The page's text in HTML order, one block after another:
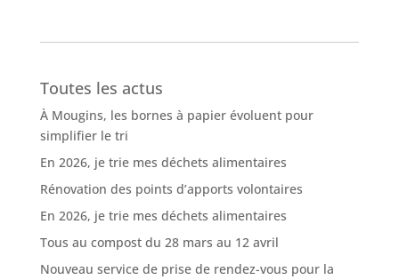
Toutes les actus
À Mougins, les bornes à papier évoluent pour
simplifier le tri
En 2026, je trie mes déchets alimentaires
Rénovation des points d’apports volontaires
En 2026, je trie mes déchets alimentaires
Tous au compost du 28 mars au 12 avril
Nouveau service de prise de rendez-vous pour la